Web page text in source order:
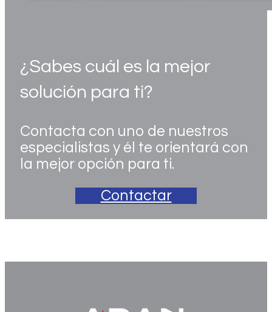
¿Sabes cuál es la mejor
solución para ti?
Contacta con uno de nuestros
especialistas y él te orientará con
la mejor opción para ti.
Contactar